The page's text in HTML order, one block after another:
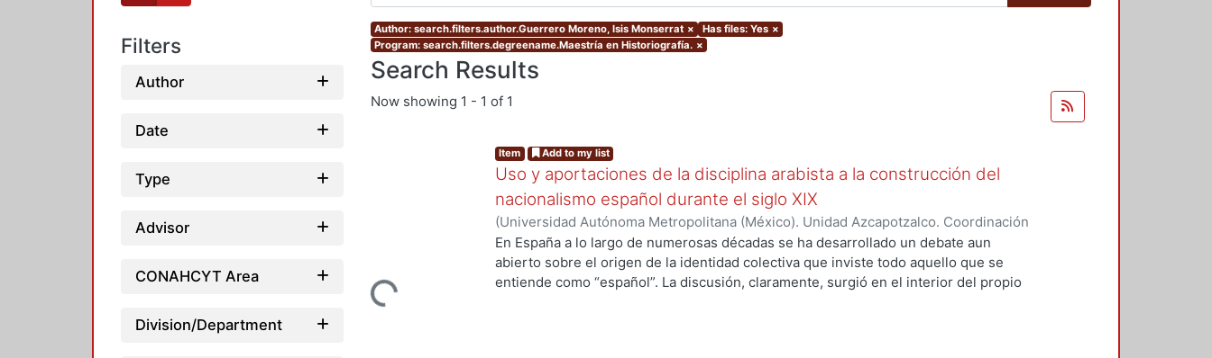
Filters
Author
Date
Type
Advisor
CONAHCYT Area
Division/Department
Author: search.filters.author.Guerrero Moreno, Isis Monserrat × Has files: Yes ×
Program: search.filters.degreename.Maestría en Historiografía. ×
Search Results
Now showing 1 - 1 of 1
Loading...
Item Add to my list
Uso y aportaciones de la disciplina arabista a la construcción del
nacionalismo español durante el siglo XIX
(Universidad Autónoma Metropolitana (México). Unidad Azcapotzalco. Coordinación
de Servicios de Información.,2015-09)Guerrero Moreno, Isis Monserrat
En España a lo largo de numerosas décadas se ha desarrollado un debate aun
abierto sobre el origen de la identidad colectiva que inviste todo aquello que se
entiende como “español”. La discusión, claramente, surgió en el interior del propio